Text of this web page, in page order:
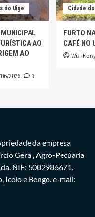
do Uige
AO
AO
2026 0
Cidade
FURTO
CAFÉ NO
Wizi-
da empresa
Geral, Agro-Pecúaria
NIF: 5002986671.
Icolo e Bengo. e-mail: